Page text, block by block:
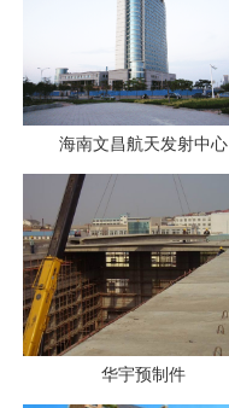
海南文昌航天发射中心
华宇预制件